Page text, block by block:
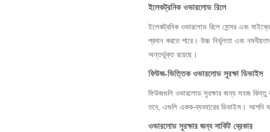
ইলেকট্রনিক ওভারলোড রিলে
ইলেকট্রনিক ওভারলোড রিলে সেন্সর এবং
প্রদান করতে পারে। উচ্চ নির্ভুলতা এবং
অন্তর্ভুক্ত রয়েছে।
ফিউজ-ভিত্তিক ওভারলোড সুরক্ষা ডিভাইস
ফিউজগুলি ওভারলোড সুরক্ষার জন্য সহজ কিন্তু
তবে, এগুলি একক-ব্যবহারের ডিভাইস। আপনি
ওভারলোড সুরক্ষার জন্য সার্কিট ব্রেকার